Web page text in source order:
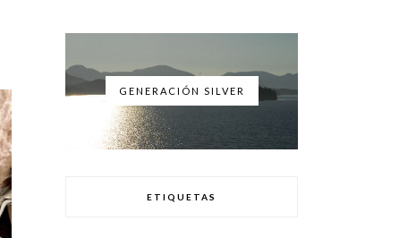
GENERACIÓN SILVER
ETIQUETAS